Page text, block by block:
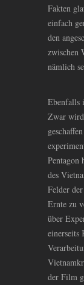
Fakten
einfach
den
zwischen
nämlich
Ebenfalls
Zwar
Pentagon
des
Felder
Ernte zu
über
einerseits
der Film